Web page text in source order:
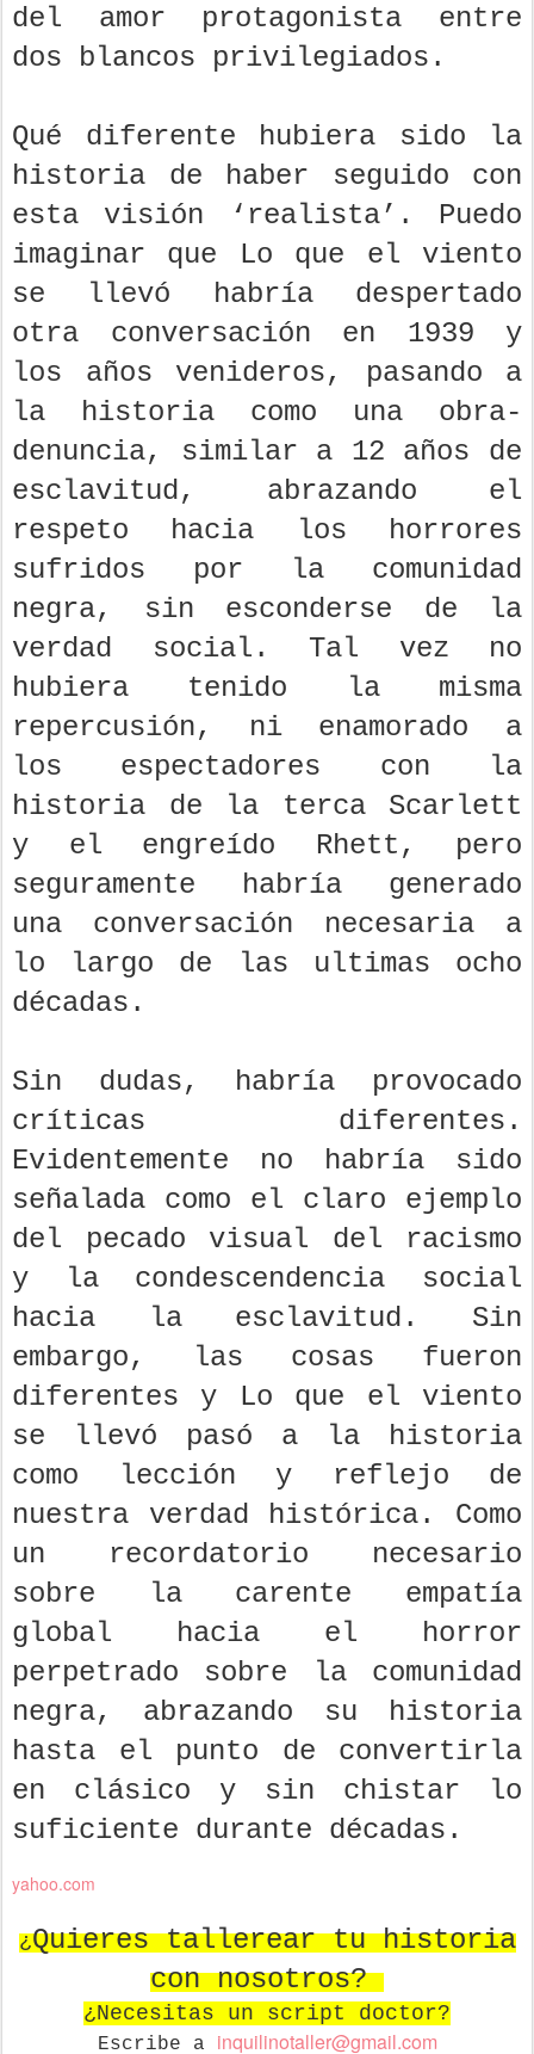
del amor protagonista entre
dos blancos privilegiados.
Qué diferente hubiera sido la
historia de haber seguido con
esta visión ‘realista’. Puedo
imaginar que Lo que el viento
se llevó habría despertado
otra conversación en 1939 y
los años venideros, pasando a
la historia como una obra-
denuncia, similar a 12 años de
esclavitud, abrazando el
respeto hacia los horrores
sufridos por la comunidad
negra, sin esconderse de la
verdad social. Tal vez no
hubiera tenido la misma
repercusión, ni enamorado a
los espectadores con la
historia de la terca Scarlett
y el engreído Rhett, pero
seguramente habría generado
una conversación necesaria a
lo largo de las ultimas ocho
décadas.
Sin dudas, habría provocado
críticas diferentes.
Evidentemente no habría sido
señalada como el claro ejemplo
del pecado visual del racismo
y la condescendencia social
hacia la esclavitud. Sin
embargo, las cosas fueron
diferentes y Lo que el viento
se llevó pasó a la historia
como lección y reflejo de
nuestra verdad histórica. Como
un recordatorio necesario
sobre la carente empatía
global hacia el horror
perpetrado sobre la comunidad
negra, abrazando su historia
hasta el punto de convertirla
en clásico y sin chistar lo
suficiente durante décadas.
yahoo.com
¿Quieres tallerear tu historia
con nosotros?
¿Necesitas un script doctor?
Escribe a inquilinotaller@gmail.com